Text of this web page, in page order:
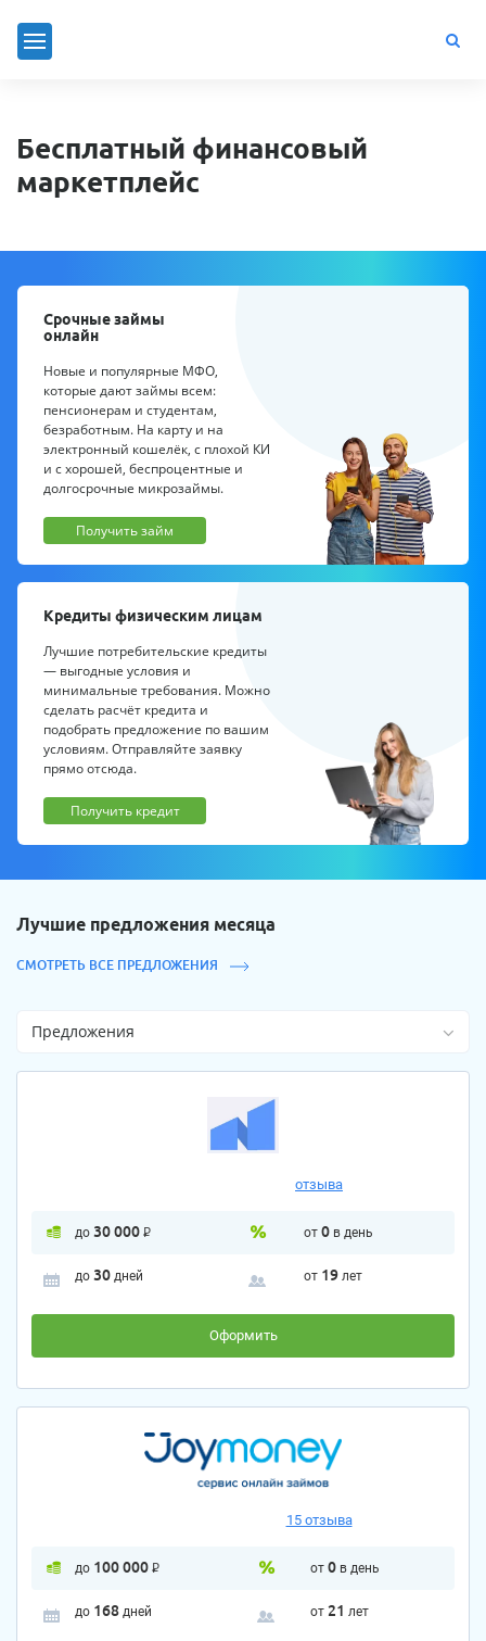
Бесплатный финансовый
маркетплейс
Срочные займы
онлайн
Новые и популярные МФО,
которые дают займы всем:
пенсионерам и студентам,
безработным. На карту и на
электронный кошелёк, с плохой КИ
и с хорошей, беспроцентные и
долгосрочные микрозаймы.
Получить займ
Кредиты физическим лицам
Лучшие потребительские кредиты
— выгодные условия и
минимальные требования. Можно
сделать расчёт кредита и
подобрать предложение по вашим
условиям. Отправляйте заявку
прямо отсюда.
Получить кредит
Лучшие предложения месяца
СМОТРЕТЬ ВСЕ ПРЕДЛОЖЕНИЯ
Предложения
отзыва
до 30 000 P от 0 в день
до 30дней от 19 лет
Оформить
15 отзыва
до 100 000 P от 0 в день
до 168дней от 21 лет